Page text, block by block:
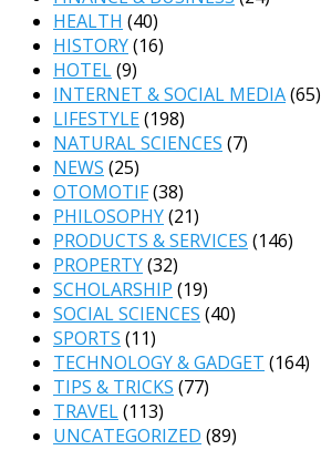
HEALTH (40)
HISTORY(16)
HOTEL(9)
INTERNET & SOCIAL MEDIA(65)
LIFESTYLE(198)
NATURAL SCIENCES (7)
NEWS (25)
OTOMOTIF(38)
PHILOSOPHY(21)
PRODUCTS & SERVICES (146)
PROPERTY(32)
SCHOLARSHIP (19)
SOCIAL SCIENCES (40)
SPORTS (11)
TECHNOLOGY & GADGET (164)
TIPS & TRICKS (77)
TRAVEL(113)
UNCATEGORIZED (89)